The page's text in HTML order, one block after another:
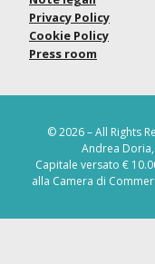
Privacy Policy
Cookie Policy
Press room
© 2026 – All Rights
Andrea
Capitale versato €
alla Camera di